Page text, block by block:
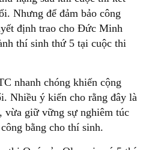
Nhưng để đảm bảo công
định trao cho Đức Minh
thí sinh thứ 5 tại cuộc thi
nhanh chóng khiến cộng
Nhiều ý kiến cho rằng đây là
giữ vững sự nghiêm túc
bằng cho thí sinh.